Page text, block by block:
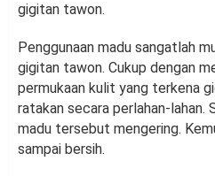
gigitan tawon.
Penggunaan madu sangatlah
gigitan tawon. Cukup dengan
permukaan kulit yang terkena
ratakan secara perlahan-lahan.
madu tersebut mengering.
sampai bersih.